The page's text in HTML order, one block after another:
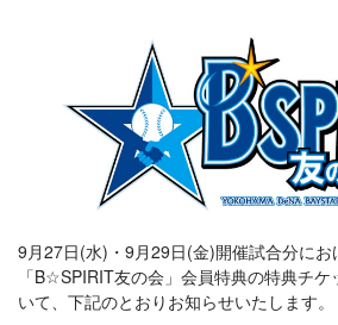
9月27日(水)・9月29日(金)開催試合分に
「B☆SPIRIT友の会」会員特典の特典チ
いて、下記のとおりお知らせいたします。